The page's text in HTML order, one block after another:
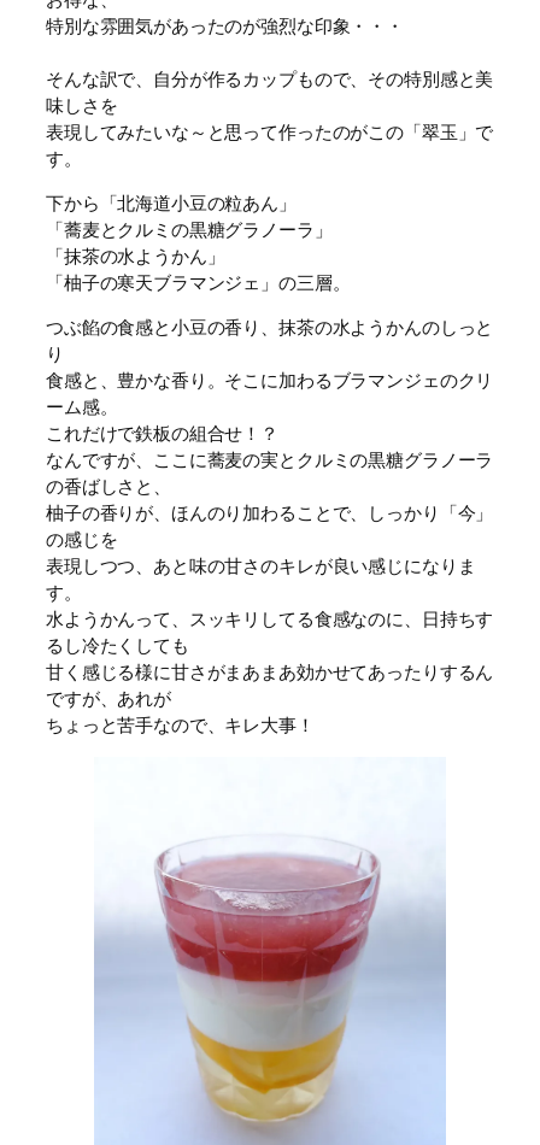
特別な雰囲気があったのが強烈な印象・・・
そんな訳で、自分が作るカップもので、その特別感と美
味しさを
表現してみたいな～と思って作ったのがこの「翠玉」で
す。
下から「北海道小豆の粒あん」
「蕎麦とクルミの黒糖グラノーラ」
「抹茶の水ようかん」
「柚子の寒天ブラマンジェ」の三層。
つぶ餡の食感と小豆の香り、抹茶の水ようかんのしっと
り
食感と、豊かな香り。そこに加わるブラマンジェのクリ
ーム感。
これだけで鉄板の組合せ！？
なんですが、ここに蕎麦の実とクルミの黒糖グラノーラ
の香ばしさと、
柚子の香りが、ほんのり加わることで、しっかり「今」
の感じを
表現しつつ、あと味の甘さのキレが良い感じになりま
す。
水ようかんって、スッキリしてる食感なのに、日持ちす
るし冷たくしても
甘く感じる様に甘さがまあまあ効かせてあったりするん
ですが、あれが
ちょっと苦手なので、キレ大事！